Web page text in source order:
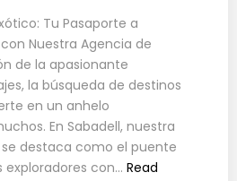
Tu Pasaporte a
Nuestra Agencia de
de la apasionante
la búsqueda de destinos
en un anhelo
En Sabadell, nuestra
destaca como el puente
con… Read